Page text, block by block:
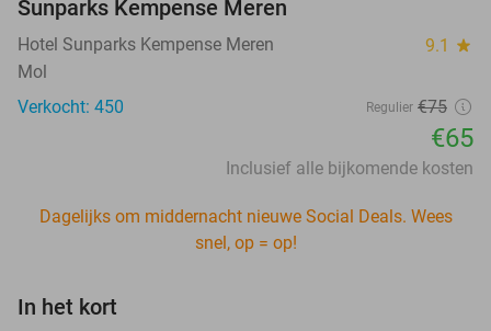
Sunparks Kempense Meren
Hotel Sunparks Kempense Meren 9.1 star
Mol
Verkocht: 450
Regulier €75
€65
Inclusief alle bijkomende kosten
Dagelijks om middernacht nieuwe Social Deals. Wees
snel, op = op!
In het kort